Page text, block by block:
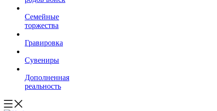
Семейные
торжества
Гравировка
Сувениры
Дополненная
реальность